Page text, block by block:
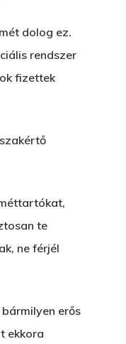
dolog ez.
rendszer
fizettek
te
ne férjél
erős
ekkora